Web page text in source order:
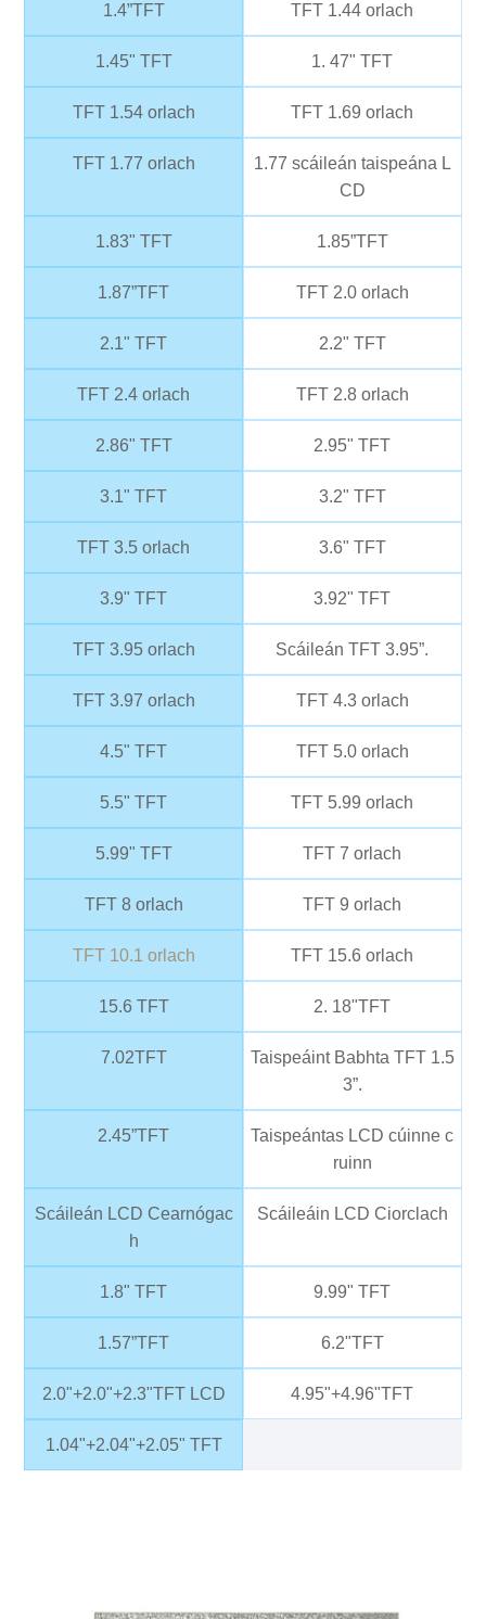
1.4”TFT TFT 1.44 orlach
1.45" TFT 1. 47" TFT
TFT 1.54 orlach TFT 1.69 orlach
TFT 1.77 orlach
1.77 scáileán taispeána L
CD
1.83" TFT 1.85”TFT
1.87”TFT TFT 2.0 orlach
2.1" TFT 2.2" TFT
TFT 2.4 orlach TFT 2.8 orlach
2.86" TFT 2.95" TFT
3.1" TFT 3.2" TFT
TFT 3.5 orlach 3.6" TFT
3.9" TFT 3.92" TFT
TFT 3.95 orlach Scáileán TFT 3.95”.
TFT 3.97 orlach TFT 4.3 orlach
4.5" TFT TFT 5.0 orlach
5.5" TFT TFT 5.99 orlach
5.99" TFT TFT 7 orlach
TFT 8 orlach TFT 9 orlach
TFT 10.1 orlach TFT 15.6 orlach
15.6 TFT 2. 18"TFT
7.02TFT
Taispeáint Babhta TFT 1.5
3”.
2.45”TFT
Taispeántas LCD cúinne c
ruinn
Scáileán LCD Cearnógac
h
Scáileáin LCD Ciorclach
1.8" TFT 9.99" TFT
1.57”TFT 6.2"TFT
2.0"+2.0"+2.3"TFT LCD 4.95"+4.96"TFT
1.04"+2.04"+2.05" TFT